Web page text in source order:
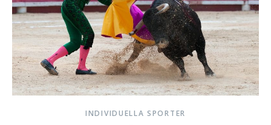
INDIVIDUELLA SPORTER